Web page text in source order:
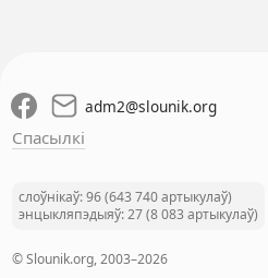
adm2@slounik.org
Спасылкі
слоўнікаў: 96 (643 740 артыкулаў)
энцыкляпэдыяў: 27 (8 083 артыкулаў)
© Slounik.org, 2003–2026